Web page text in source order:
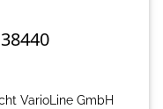
VarioLine GmbH